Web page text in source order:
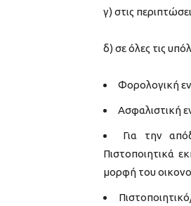
γ) στις
δ) σε όλες τις
Φορολογική
Ασφαλιστική
Για την
Πιστοποιητικά
μορφή του